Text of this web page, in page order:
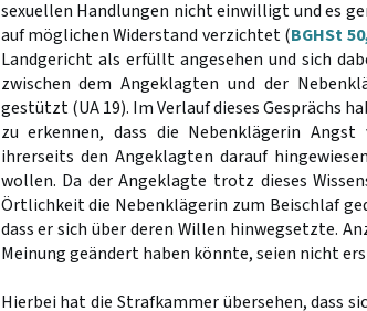
sexuellen Handlungen nicht einwilligt und es
auf möglichen Widerstand verzichtet (BGHSt
Landgericht als erfüllt angesehen und sich
zwischen dem Angeklagten und der
gestützt (UA 19). Im Verlauf dieses Gesprächs
zu erkennen, dass die Nebenklägerin
ihrerseits den Angeklagten darauf
wollen. Da der Angeklagte trotz dieses
Örtlichkeit die Nebenklägerin zum Beischlaf
dass er sich über deren Willen hinwegsetzte.
Meinung geändert haben könnte, seien nicht
Hierbei hat die Strafkammer übersehen, dass